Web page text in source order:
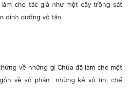
cho tác giả như một cây trồng sát
dinh dưỡng vô tận.
về những gì Chúa đã làm cho một
về số phận những kẻ vô tín, chế